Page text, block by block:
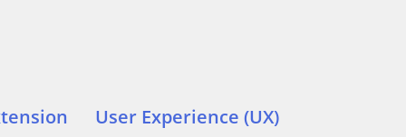
User Experience (UX)